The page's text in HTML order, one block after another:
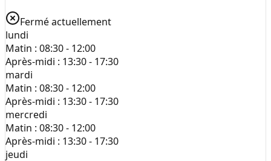
Fermé actuellement
lundi
Matin : 08:30 - 12:00
Après-midi : 13:30 - 17:30
mardi
Matin : 08:30 - 12:00
Après-midi : 13:30 - 17:30
mercredi
Matin : 08:30 - 12:00
Après-midi : 13:30 - 17:30
jeudi